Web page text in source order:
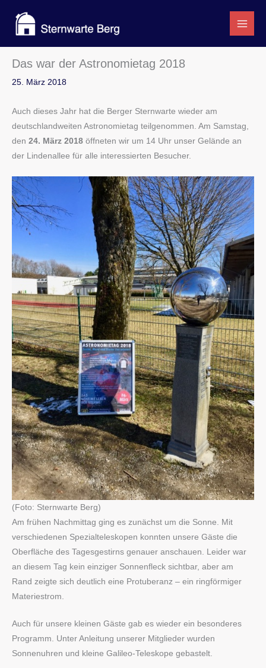
Inhalt
springen
Das war der Astronomietag 2018
25. März 2018
Auch dieses Jahr hat die Berger Sternwarte wieder am
deutschlandweiten Astronomietag teilgenommen. Am Samstag,
den 24. März 2018 öffneten wir um 14 Uhr unser Gelände an
der Lindenallee für alle interessierten Besucher.
(Foto: Sternwarte Berg)
Am frühen Nachmittag ging es zunächst um die Sonne. Mit
verschiedenen Spezialteleskopen konnten unsere Gäste die
Oberfläche des Tagesgestirns genauer anschauen. Leider war
an diesem Tag kein einziger Sonnenfleck sichtbar, aber am
Rand zeigte sich deutlich eine Protuberanz – ein ringförmiger
Materiestrom.
Auch für unsere kleinen Gäste gab es wieder ein besonderes
Programm. Unter Anleitung unserer Mitglieder wurden
Sonnenuhren und kleine Galileo-Teleskope gebastelt.